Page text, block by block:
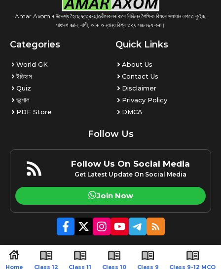
Home Class 12 Class 11 Class 10 Class 9 Class 9-12 MCQ
Amar Axom ৰ উদ্দেশ্য হৈছে ছাত্র-ছাত্রীসকলৰ বাবে বিভিন্ন শৈক্ষিক বিষয়ৰ সমাধান লগতে কুইজ,
সাধাৰণ জ্ঞান, বাণী, আৰু অন্যান্য বিশ্ব তথ্য সজলভ্য কৰা।
Categories
World GK
ইতিহাস
Quiz
ভূগোল
PDF Store
Quick Links
About Us
Contact Us
Disclaimer
Privacy Policy
DMCA
Follow Us
Follow Us On Social Media
Get Latest Update On Social Media
Join Now
© 2026 Amaraxom.com | All rights reserved.